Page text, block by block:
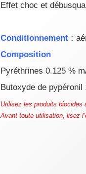
Effet choc et
Conditionnement :
Composition
Pyréthrines 0.125 %
Butoxyde de pypéronil
Utilisez les produits biocides
Avant toute utilisation, lisez